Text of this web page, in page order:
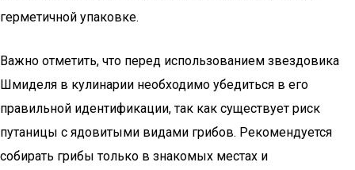
герметичной упаковке.
Важно отметить, что перед использованием звездовика
Шмиделя в кулинарии необходимо убедиться в его
правильной идентификации, так как существует риск
путаницы с ядовитыми видами грибов. Рекомендуется
собирать грибы только в знакомых местах и